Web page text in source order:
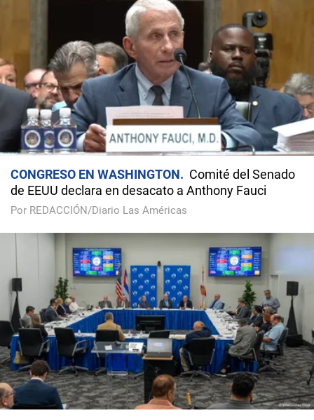
CONGRESO EN WASHINGTON
Comité del Senado
de EEUU declara en desacato a Anthony Fauci
Por REDACCIÓN/Diario Las Américas